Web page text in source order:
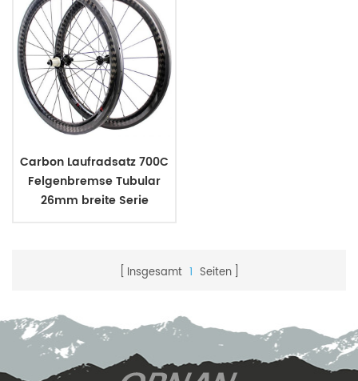
Carbon Laufradsatz 700C
Felgenbremse Tubular
26mm breite Serie
Insgesamt 1 Seiten